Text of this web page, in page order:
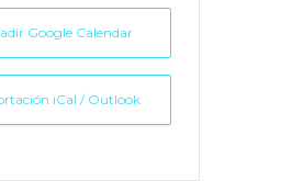
Google Calendar
iCal / Outlook